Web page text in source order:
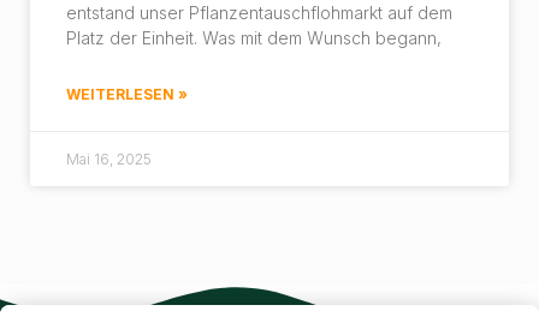
entstand unser Pflanzentauschflohmarkt auf dem
Platz der Einheit. Was mit dem Wunsch begann,
WEITERLESEN »
Mai 16, 2025